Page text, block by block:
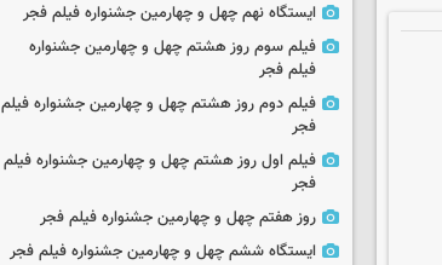
ایستگاه نهم چهل و چهارمین جشنواره فیلم فجر
فیلم سوم روز هشتم چهل و چهارمین جشنواره
فیلم فجر
فیلم دوم روز هشتم چهل و چهارمین جشنواره فیلم
فجر
فیلم اول روز هشتم چهل و چهارمین جشنواره فیلم
فجر
روز هفتم چهل و چهارمین جشنواره فیلم فجر
ایستگاه ششم چهل و چهارمین جشنواره فیلم فجر